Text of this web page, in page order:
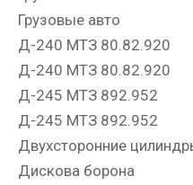
Грузовые авто
Д-240 МТЗ 80.82.920
Д-240 МТЗ 80.82.920
Д-245 МТЗ 892.952
Д-245 МТЗ 892.952
Двухсторонние
Дискова борона